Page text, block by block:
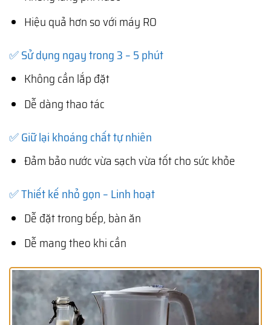
Hiệu quả hơn so với máy RO
✅ Sử dụng ngay trong 3 – 5 phút
Không cần lắp đặt
Dễ dàng thao tác
✅ Giữ lại khoáng chất tự nhiên
Đảm bảo nước vừa sạch vừa tốt cho sức khỏe
✅ Thiết kế nhỏ gọn – Linh hoạt
Dễ đặt trong bếp, bàn ăn
Dễ mang theo khi cần